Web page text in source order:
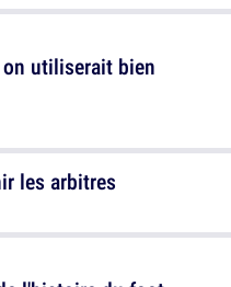
utiliserait bien
les arbitres